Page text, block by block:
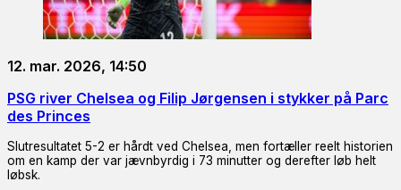
12. mar. 2026, 14:50
PSG river Chelsea og Filip Jørgensen i stykker på Parc
des Princes
Slutresultatet 5-2 er hårdt ved Chelsea, men fortæller reelt historien
om en kamp der var jævnbyrdig i 73 minutter og derefter løb helt
løbsk.